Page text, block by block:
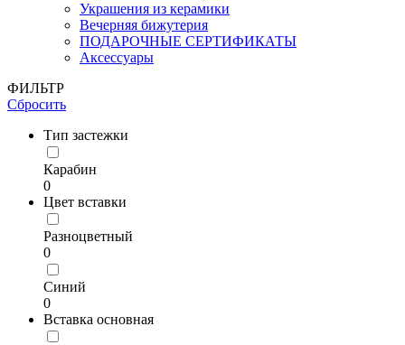
Украшения из керамики
Вечерняя бижутерия
ПОДАРОЧНЫЕ СЕРТИФИКАТЫ
Аксессуары
ФИЛЬТР
Сбросить
Тип застежки
Карабин
0
Цвет вставки
Разноцветный
0
Синий
0
Вставка основная